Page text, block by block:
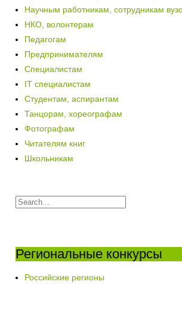
Научным работникам, сотрудникам
НКО, волонтерам
Педагогам
Предпринимателям
Специалистам
IT специалистам
Студентам, аспирантам
Танцорам, хореографам
Фотографам
Читателям книг
Школьникам
Региональные конкурсы
Российские регионы